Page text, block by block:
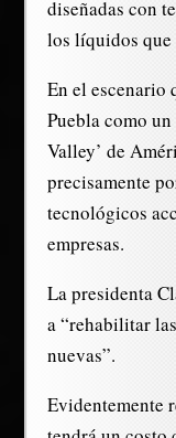
diseñadas con
los líquidos que
En el escenario
Puebla como
Valley’ de
precisamente
tecnológicos
empresas.
La presidenta
a “rehabilitar
nuevas”.
Evidentemente